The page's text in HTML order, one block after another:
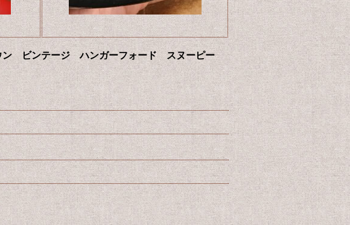
ン ビンテージ ハンガーフォード スヌーピー